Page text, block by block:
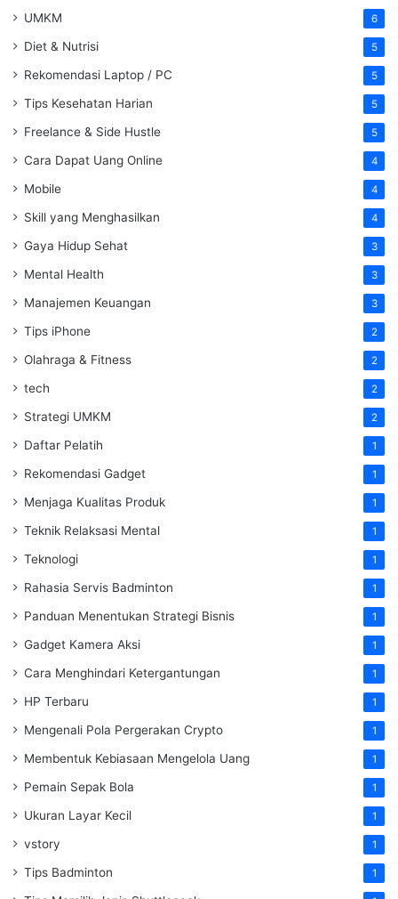
UMKM 6
Diet & Nutrisi 5
Rekomendasi Laptop / PC 5
Tips Kesehatan Harian 5
Freelance & Side Hustle 5
Cara Dapat Uang Online 4
Mobile 4
Skill yang Menghasilkan 4
Gaya Hidup Sehat 3
Mental Health 3
Manajemen Keuangan 3
Tips iPhone 2
Olahraga & Fitness 2
tech 2
Strategi UMKM 2
Daftar Pelatih 1
Rekomendasi Gadget 1
Menjaga Kualitas Produk 1
Teknik Relaksasi Mental 1
Teknologi 1
Rahasia Servis Badminton 1
Panduan Menentukan Strategi Bisnis 1
Gadget Kamera Aksi 1
Cara Menghindari Ketergantungan 1
HP Terbaru 1
Mengenali Pola Pergerakan Crypto 1
Membentuk Kebiasaan Mengelola Uang 1
Pemain Sepak Bola 1
Ukuran Layar Kecil 1
vstory 1
Tips Badminton 1